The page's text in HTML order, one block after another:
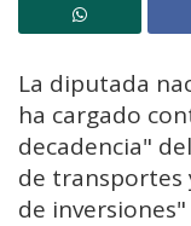
La diputada
ha cargado
decadencia"
de transportes
de